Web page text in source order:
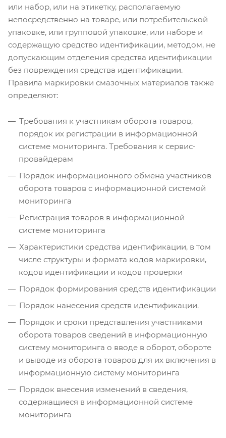
или набор, или на этикетку, располагаемую
непосредственно на товаре, или потребительской
упаковке, или групповой упаковке, или наборе и
содержащую средство идентификации, методом, не
допускающим отделения средства идентификации
без повреждения средства идентификации.
Правила маркировки смазочных материалов также
определяют:
Требования к участникам оборота товаров,
порядок их регистрации в информационной
системе мониторинга. Требования к сервис-
провайдерам
Порядок информационного обмена участников
оборота товаров с информационной системой
мониторинга
Регистрация товаров в информационной
системе мониторинга
Характеристики средства идентификации, в том
числе структуры и формата кодов маркировки,
кодов идентификации и кодов проверки
Порядок формирования средств идентификации
Порядок нанесения средств идентификации.
Порядок и сроки представления участниками
оборота товаров сведений в информационную
систему мониторинга о вводе в оборот, обороте
и выводе из оборота товаров для их включения в
информационную систему мониторинга
Порядок внесения изменений в сведения,
‎содержащиеся в информационной системе
мониторинга